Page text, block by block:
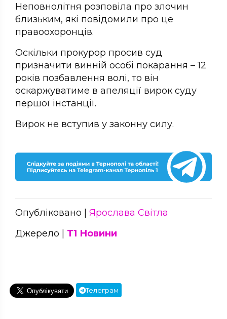
Неповнолітня розповіла про злочин
близьким, які повідомили про це
правоохоронців.
Оскільки прокурор просив суд
призначити винній особі покарання – 12
років позбавлення волі, то він
оскаржуватиме в апеляції вирок суду
першої інстанції.
Вирок не вступив у законну силу.
Опубліковано | Ярослава Світла
Джерело | Т1 Новини
Телеграм